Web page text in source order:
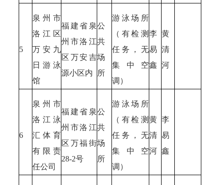
5
泉州市
洛江区
万安九
日游泳
馆
福建省泉
州市洛江
区万安吉
源小区内
公
共
场
所
游泳场所
（有检测
任务，无
集中空
调）
李
易
鑫
黄
清
河
6
泉州市
洛江泳
汇体育
有限责
任公司
福建省泉
州市洛江
区万福街
28-2号
公
共
场
所
游泳场所
（有检测
任务，无
集中空
调）
黄
清
河
李
易
鑫